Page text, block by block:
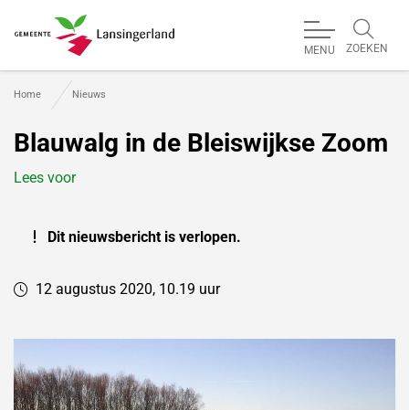
MENU ZOEKEN
Home Nieuws
Blauwalg in de Bleiswijkse Zoom
Lees voor
Dit nieuwsbericht is verlopen.
12 augustus 2020, 10.19 uur